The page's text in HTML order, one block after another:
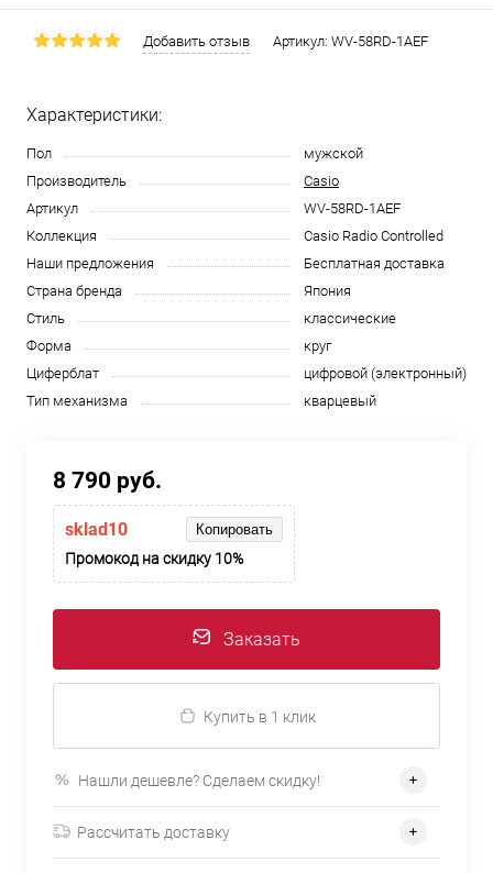
Добавить отзыв Артикул: WV-58RD-1AEF
Характеристики:
Пол
мужской
Производитель
Casio
Артикул
WV-58RD-1AEF
Коллекция
Casio Radio Controlled
Наши предложения
Бесплатная доставка
Страна бренда
Япония
Стиль
классические
Форма
круг
Циферблат
цифровой (электронный)
Тип механизма
кварцевый
8 790 руб.
sklad10 Копировать
Промокод на скидку 10%
Заказать
Купить в 1 клик
Нашли дешевле? Сделаем скидку!
Рассчитать доставку